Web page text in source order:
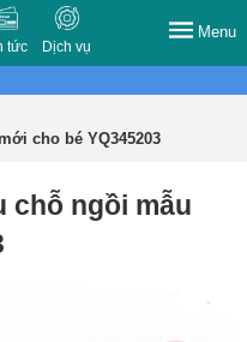
tức Dịch vụ
Menu
cho bé YQ345203
chỗ ngồi mẫu